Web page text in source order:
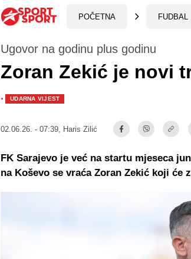
POČETNA FUDBAL
Ugovor na godinu plus godinu
Zoran Zekić je novi
· UDARNA VIJEST
02.06.26. - 07:39, Haris Zilić
FK Sarajevo je već na startu mjeseca
na Koševo se vraća Zoran Zekić koji će